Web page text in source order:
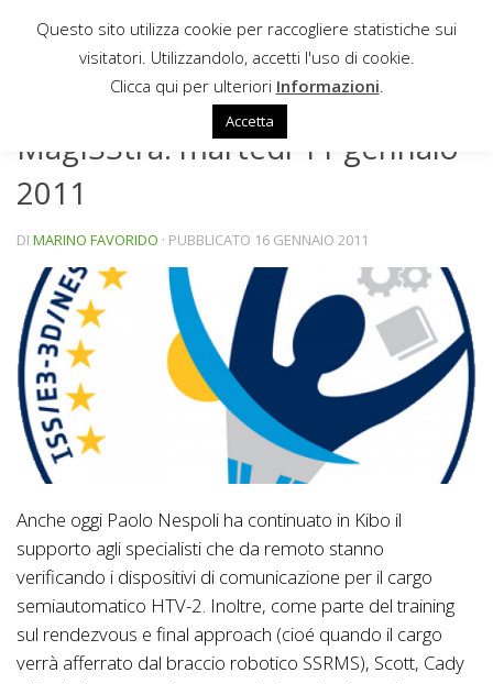
Sotto il contenuto
MagISStra: martedì 11 gennaio
2011
DI MARINO FAVORIDO · PUBBLICATO 16 GENNAIO 2011
Anche oggi Paolo Nespoli ha continuato in Kibo il
supporto agli specialisti che da remoto stanno
verificando i dispositivi di comunicazione per il cargo
semiautomatico HTV-2. Inoltre, come parte del training
sul rendezvous e final approach (cioé quando il cargo
verrà afferrato dal braccio robotico SSRMS), Scott, Cady
Questo sito utilizza cookie per raccogliere statistiche sui
visitatori. Utilizzandolo, accetti l'uso di cookie.
Clicca qui per ulteriori Informazioni
Accetta